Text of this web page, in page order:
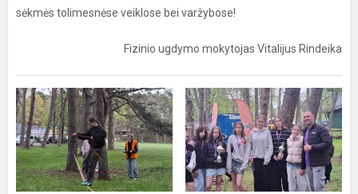
sėkmės tolimesnėse veiklose bei varžybose!
Fizinio ugdymo mokytojas Vitalijus Rindeika